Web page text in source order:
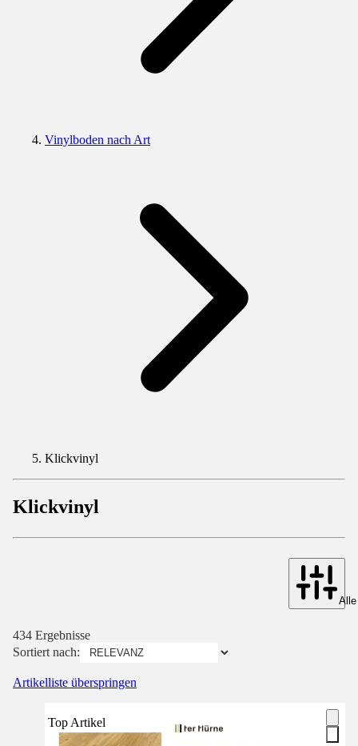
Vinylboden nach Art
Klickvinyl
Klickvinyl
434 Ergebnisse
Sortiert nach:
Artikelliste überspringen
Top Artikel